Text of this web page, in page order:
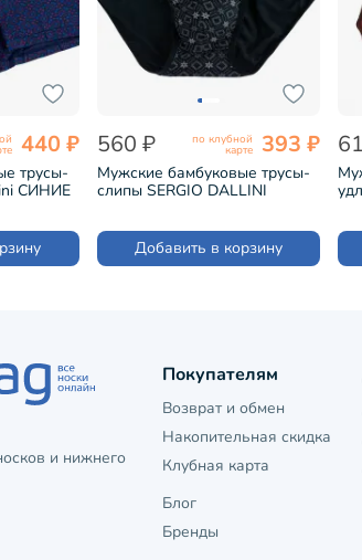
440 ₽
трусы-
СИНИЕ
560 ₽ по клубной
карте 393 ₽
Мужские бамбуковые трусы-
слипы SERGIO DALLINI
Добавить в корзину
и нижнего
Покупателям
Возврат и обмен
Накопительная скидка
Клубная карта
Блог
Бренды